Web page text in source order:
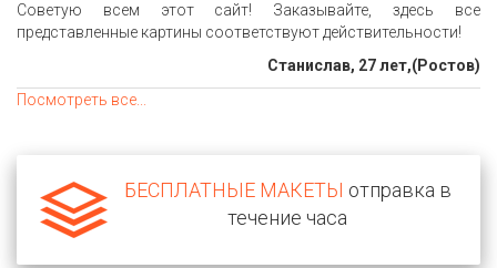
Советую всем этот сайт! Заказывайте, здесь все
представленные картины соответствуют действительности!
Станислав, 27 лет,(Ростов)
Посмотреть все...
БЕСПЛАТНЫЕ МАКЕТЫ отправка в
течение часа